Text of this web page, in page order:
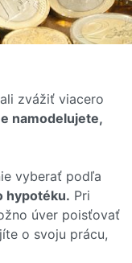
zvážiť viacero
namodelujete,
vyberať podľa
hypotéku. Pri
úver poisťovať
o svoju prácu,